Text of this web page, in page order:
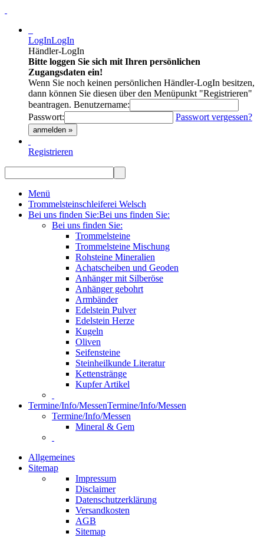
LogInLogIn
Händler-LogIn
Bitte loggen Sie sich mit Ihren persönlichen
Zugangsdaten ein!
Wenn Sie noch keinen persönlichen Händler-LogIn besitzen,
dann können Sie diesen über den Menüpunkt "Registrieren"
beantragen. Benutzername:
Passwort:
Passwort vergessen?
anmelden »
Registrieren
Menü
Trommelsteinschleiferei Welsch
Bei uns finden Sie:Bei uns finden Sie:
Bei uns finden Sie:
Trommelsteine
Trommelsteine Mischung
Rohsteine Mineralien
Achatscheiben und Geoden
Anhänger mit Silberöse
Anhänger gebohrt
Armbänder
Edelstein Pulver
Edelstein Herze
Kugeln
Oliven
Seifensteine
Steinheilkunde Literatur
Kettenstränge
Kupfer Artikel
Termine/Info/MessenTermine/Info/Messen
Termine/Info/Messen
Mineral & Gem
Allgemeines
Sitemap
Impressum
Disclaimer
Datenschutzerklärung
Versandkosten
AGB
Sitemap